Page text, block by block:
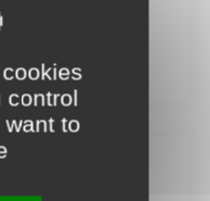
control
to